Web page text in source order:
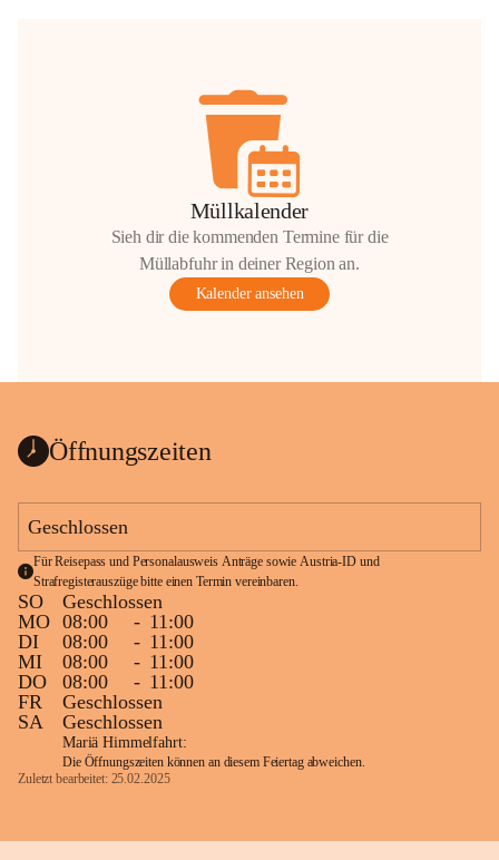
Müllkalender
Sieh dir die kommenden Termine für die
Müllabfuhr in deiner Region an.
Kalender ansehen
Öffnungszeiten
Geschlossen
Für Reisepass und Personalausweis Anträge sowie Austria-ID und
Strafregisterauszüge bitte einen Termin vereinbaren.
SO
Geschlossen
MO 08:00 - 11:00
DI
08:00 - 11:00
MI
08:00 - 11:00
DO
08:00 - 11:00
FR
Geschlossen
SA
Geschlossen
Mariä Himmelfahrt:
Die Öffnungszeiten können an diesem Feiertag abweichen.
Zuletzt bearbeitet: 25.02.2025